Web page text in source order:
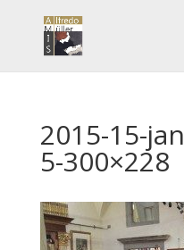
2015-15-
5-300×228